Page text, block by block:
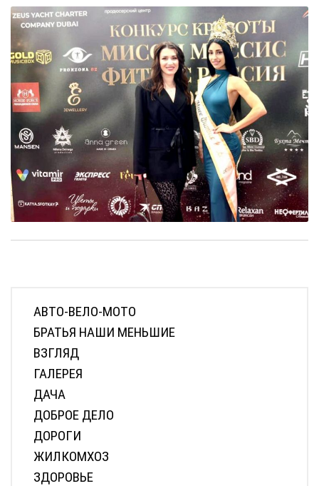
АВТО-ВЕЛО-МОТО
БРАТЬЯ НАШИ МЕНЬШИЕ
ВЗГЛЯД
ГАЛЕРЕЯ
ДАЧА
ДОБРОЕ ДЕЛО
ДОРОГИ
ЖИЛКОМХОЗ
ЗДОРОВЬЕ